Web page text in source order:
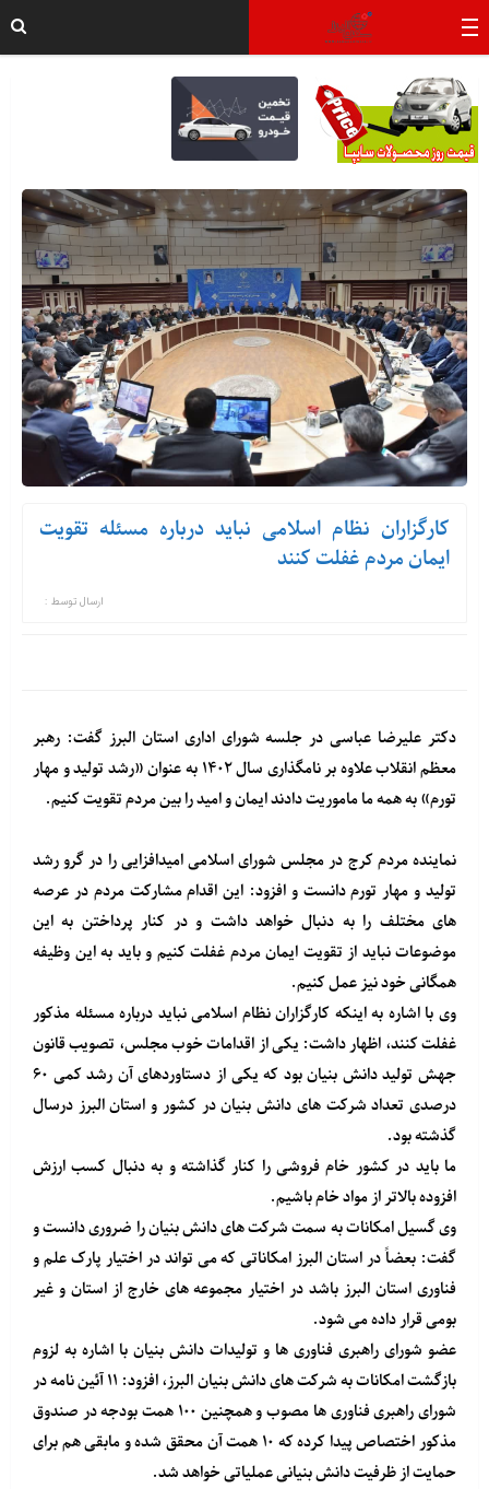
کارگزاران نظام اسلامی نباید درباره مسئله تقویت
ایمان مردم غفلت کنند
ارسال توسط :
دکتر علیرضا عباسی در جلسه شورای اداری استان البرز گفت: رهبر
معظم انقلاب علاوه بر نامگذاری سال ۱۴۰۲ به عنوان «رشد تولید و مهار
تورم» به همه ما ماموریت دادند ایمان و امید را بین مردم تقویت کنیم.
نماینده مردم کرج در مجلس شورای اسلامی امیدافزایی را در گرو رشد
تولید و مهار تورم دانست و افزود: این اقدام مشارکت مردم در عرصه
های مختلف را به دنبال خواهد داشت و در کنار پرداختن به این
موضوعات نباید از تقویت ایمان مردم غفلت کنیم و باید به این وظیفه
همگانی خود نیز عمل کنیم.
وی با اشاره به اینکه کارگزاران نظام اسلامی نباید درباره مسئله مذکور
غفلت کنند، اظهار داشت: یکی از اقدامات خوب مجلس، تصویب قانون
جهش تولید دانش بنیان بود که یکی از دستاوردهای آن رشد کمی ۶۰
درصدی تعداد شرکت های دانش بنیان در کشور و استان البرز درسال
گذشته بود.
ما باید در کشور خام فروشی را کنار گذاشته و به دنبال کسب ارزش
افزوده بالاتر از مواد خام باشیم.
وی گسیل امکانات به سمت شرکت های دانش بنیان را ضروری دانست و
گفت: بعضاً در استان البرز امکاناتی که می تواند در اختیار پارک علم و
فناوری استان البرز باشد در اختیار مجموعه های خارج از استان و غیر
بومی قرار داده می شود.
عضو شورای راهبری فناوری ها و تولیدات دانش بنیان با اشاره به لزوم
بازگشت امکانات به شرکت های دانش بنیان البرز، افزود: ۱۱ آئین نامه در
شورای راهبری فناوری ها مصوب و همچنین ۱۰۰ همت بودجه در صندوق
مذکور اختصاص پیدا کرده که ۱۰ همت آن محقق شده و مابقی هم برای
حمایت از ظرفیت دانش بنیانی عملیاتی خواهد شد.